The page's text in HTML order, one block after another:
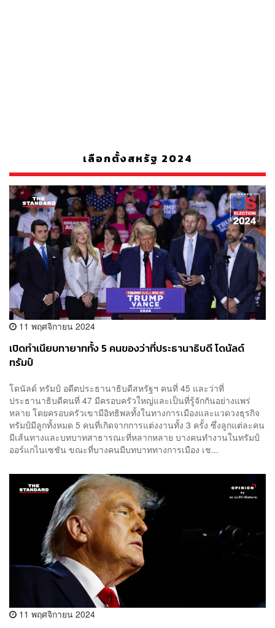
เลือกตั้งสหรัฐ 2024
11 พฤศจิกายน 2024
เปิดทำเนียบทายาททั้ง 5 คนของว่าที่ประธานาธิบดี โดนัลด์
ทรัมป์
โดนัลด์ ทรัมป์ อดีตประธานาธิบดีสหรัฐฯ คนที่ 45 และว่าที่
ประธานาธิบดีคนที่ 47 มีครอบครัวใหญ่และเป็นที่รู้จักกันอย่างแพร่
หลาย โดยครอบครัวเขามีอิทธิพลทั้งในทางการเมืองและแวดวงธุรกิจ
ทรัมป์มีลูกทั้งหมด 5 คนที่เกิดจากการแต่งงานทั้ง 3 ครั้ง ซึ่งลูกแต่ละคน
มีเส้นทางและบทบาทสาธารณะที่หลากหลาย บางคนทำงานในทรัมป์
ออร์แกไนเซชัน ขณะที่บางคนมีบทบาททางการเมือง เช...
11 พฤศจิกายน 2024